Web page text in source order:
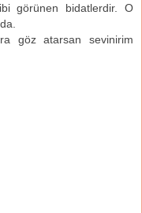
görünen bidatlerdir. O
göz atarsan sevinirim